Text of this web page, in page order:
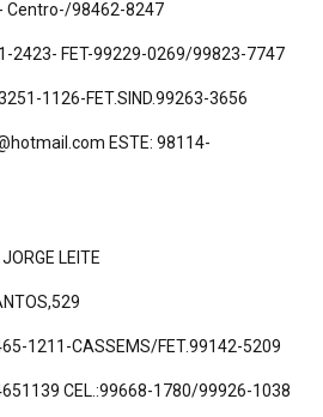
Centro-/98462-8247
2423- FET-99229-0269/99823-7747
1126-FET.SIND.99263-3656
ESTE: 98114-
LEITE
1211-CASSEMS/FET.99142-5209
CEL.:99668-1780/99926-1038